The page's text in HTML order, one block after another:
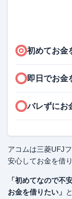
初めてお金
即日でお金
バレずにお
アコムは三菱UFJ
安心してお金を借
「初めてなので不
お金を借りたい」